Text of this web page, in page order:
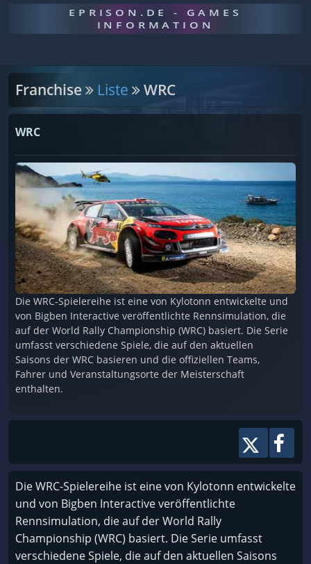
EPRISON.DE - GAMES
INFORMATION
Franchise Liste WRC
WRC
Die WRC-Spielereihe ist eine von Kylotonn entwickelte und
von Bigben Interactive veröffentlichte Rennsimulation, die
auf der World Rally Championship (WRC) basiert. Die Serie
umfasst verschiedene Spiele, die auf den aktuellen
Saisons der WRC basieren und die offiziellen Teams,
Fahrer und Veranstaltungsorte der Meisterschaft
enthalten.
Die WRC-Spielereihe ist eine von Kylotonn entwickelte
und von Bigben Interactive veröffentlichte
Rennsimulation, die auf der World Rally
Championship (WRC) basiert. Die Serie umfasst
verschiedene Spiele, die auf den aktuellen Saisons